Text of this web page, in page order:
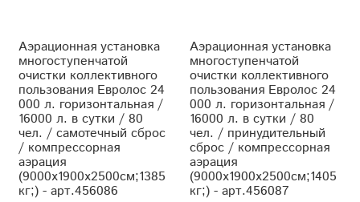
Аэрационная установка
многоступенчатой
очистки коллективного
пользования Евролос 24
000 л. горизонтальная /
16000 л. в сутки / 80
чел. / самотечный сброс
/ компрессорная
аэрация
(9000x1900x2500см;1385
кг;) - арт.456086
Аэрационная установка
многоступенчатой
очистки коллективного
пользования Евролос 24
000 л. горизонтальная /
16000 л. в сутки / 80
чел. / принудительный
сброс / компрессорная
аэрация
(9000x1900x2500см;1405
кг;) - арт.456087